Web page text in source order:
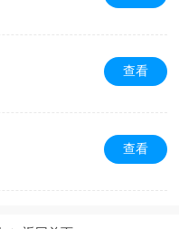
查看
查看